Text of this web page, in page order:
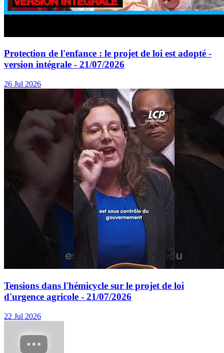
Protection de l'enfance : le projet de loi est adopté -
version intégrale - 21/07/2026
26 Jul 2026
Tensions dans l'hémicycle sur le projet de loi
d'urgence agricole - 21/07/2026
22 Jul 2026